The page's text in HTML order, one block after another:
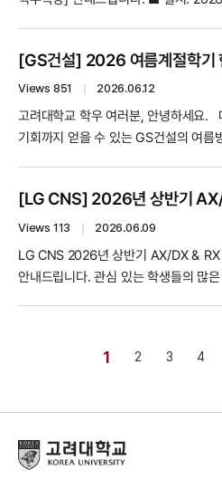
등급 등 상세 기재) 및 자기소개서 (자
2) 졸업증명서, 성적증명서, 경력증명서
한하여 제출 ■ 기타사항 1) 근무형태
8:30~17:30, 휴게시간(점심시간) 1시
따름 3) 국가보훈대상자 및 장애인 등
의거하여 우대합니다. 4) 상기 모집 내
변경될 수 있습니다. ■ 유의사항 1) 응
제출된 서류는 채용절차 공정화에 관한
공고일 이후 15일까지 반환 청구 할 수
반환 받을 수 있습니다. 3) 각종 자격
마감일까지 취득 완료한 자격증에 한
기재내용이 사실과 다를 경우 합격을
전 검토 미비 등으로 인한 지원서 미기
강점이 드러나는 내용을 작성해 주시
경험과 생각이 중요한 평가 요소입니다.
- 참여 대상: 2026학년도 2학기 한화
있는 학생 - 선발 사업부: 항공, LS,
- 근무지: 아산, 창원, 대전, 여수, 보은
전기전자/공학계열), 제조생산(기계/
• 15:40 ~ 16:20 | 직무 특강 1 (PGM
특강 2 (MRO 사업부) • 17:00 ~
진행되므로, 반드시 아래 자격 요건을
가능합니다. - 대상자: 마지막 학기(재
- 학점 조건: 현장실습을 통해 학점 인
Views 851 ｜ 2026.06.12
고려대학교 학우 여러분, 안녕하세요.
기회까지 얻을 수 있는 GS건설의 여름
잡으시기 바랍니다. ㅁ 모집 부문 및
Q·HSE팀 : 산업경영공학부, 기계공학부
- 신재생사업팀 : 전기전자공학부 - 플
인프라Grid사업: 전기전자공학부
진행) ㅁ 지원 자격 (★★ 채용연계형
운영계획서는 고려대학교 현장실습 온
(internship1.korea.ac.kr)에서 기관 조
Views 113 ｜ 2026.06.09
LG CNS 2026년 상반기 AX/DX & RX
안내드립니다. 관심 있는 학생들의 많
부탁드립니다. ■ 접수방법
자격요건 • 2026년 8월 졸업 예정자
Full-time 근무 가능하신 분 ■ 우대
1 2 3 4